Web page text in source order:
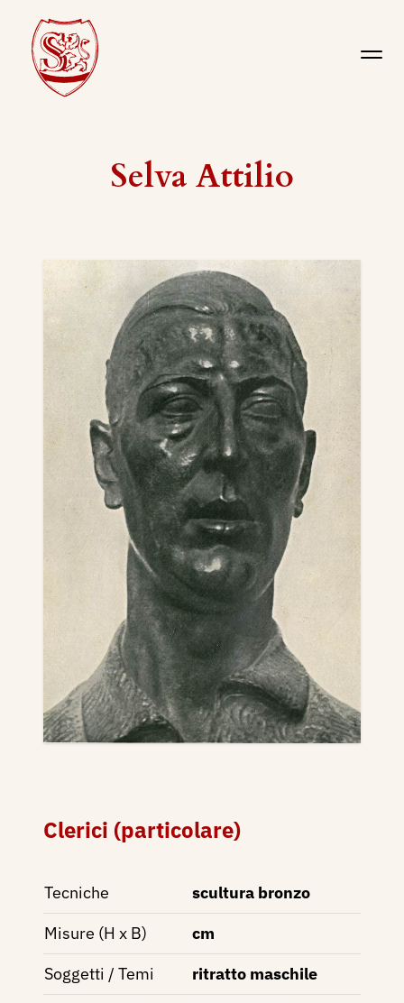
Selva Attilio
Clerici (particolare)
Tecniche
scultura bronzo
Misure (H x B)
cm
Soggetti / Temi
ritratto maschile